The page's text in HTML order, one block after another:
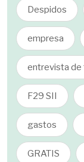
Despidos
empresa
entrevista de
F29 SII
gastos
GRATIS